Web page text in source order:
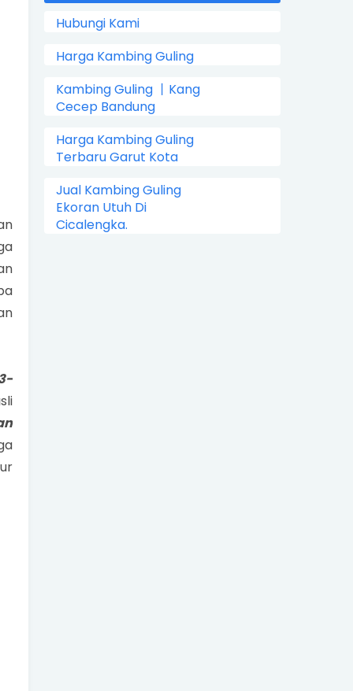
Hubungi Kami
Harga Kambing Guling
Kambing Guling 丨Kang
Cecep Bandung
Harga Kambing Guling
Terbaru Garut Kota
Jual Kambing Guling
Ekoran Utuh Di
Cicalengka.